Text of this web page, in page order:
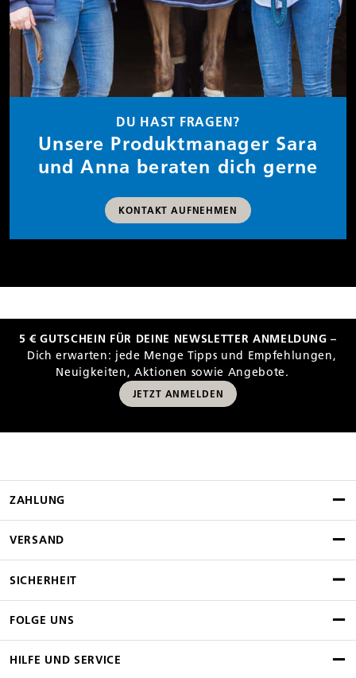
DU HAST FRAGEN?
Unsere Produktmanager Sara
und Anna beraten dich gerne
KONTAKT AUFNEHMEN
5 € GUTSCHEIN FÜR DEINE NEWSLETTER ANMELDUNG –
Dich erwarten: jede Menge Tipps und Empfehlungen,
Neuigkeiten, Aktionen sowie Angebote.
JETZT ANMELDEN
ZAHLUNG
VERSAND
SICHERHEIT
FOLGE UNS
HILFE UND SERVICE